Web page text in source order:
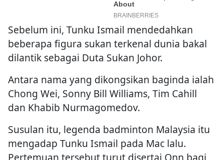
Sebelum ini, Tunku Ismail mendedahkan
beberapa figura sukan terkenal dunia bakal
dilantik sebagai Duta Sukan Johor.
Antara nama yang dikongsikan baginda ialah
Chong Wei, Sonny Bill Williams, Tim Cahill
dan Khabib Nurmagomedov.
Susulan itu, legenda badminton Malaysia itu
mengadap Tunku Ismail pada Mac lalu.